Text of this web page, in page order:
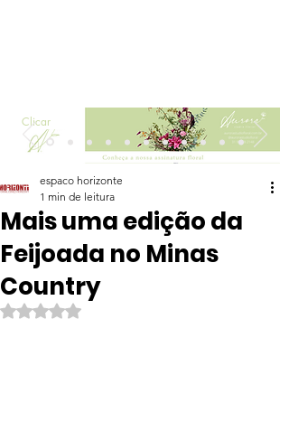
Clicar
Mais uma edição da
Feijoada no Minas
Country
espaco horizonte
1 min de leitura
Avaliado com NaN de 5 estrelas.